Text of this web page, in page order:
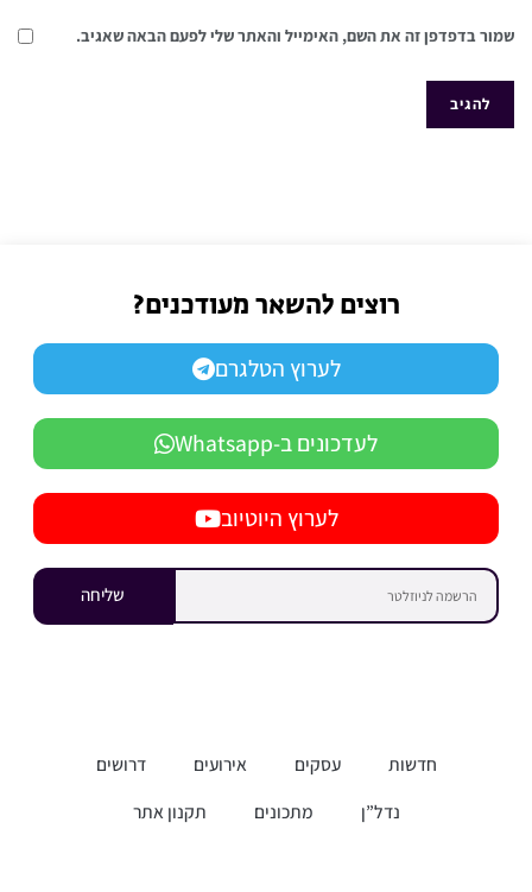
שמור בדפדפן זה את השם, האימייל והאתר שלי לפעם הבאה שאגיב.
רוצים להשאר מעודכנים?
לערוץ הטלגרם
לעדכונים ב-Whatsapp
לערוץ היוטיוב
שליחה
חדשות עסקים אירועים
דרושים
נדל”ן
מתכונים תקנון אתר